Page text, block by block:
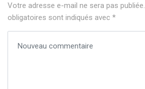
Votre adresse e-mail ne sera pas publiée.
obligatoires sont indiqués avec *